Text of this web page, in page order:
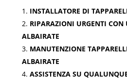
INSTALLATORE DI
RIPARAZIONI URGENTI CON
ALBAIRATE
MANUTENZIONE
ALBAIRATE
ASSISTENZA SU